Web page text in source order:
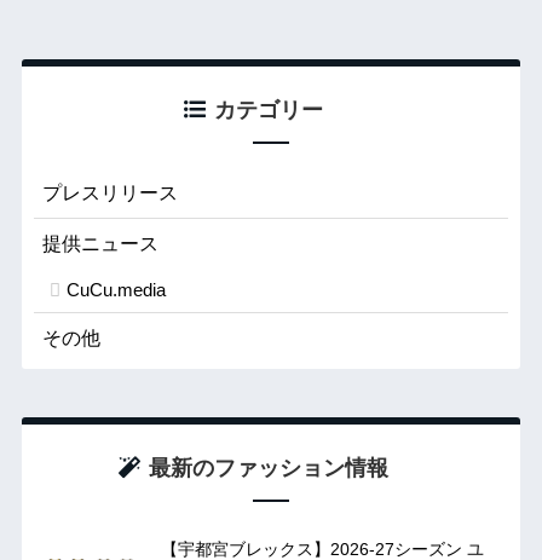
カテゴリー
プレスリリース
提供ニュース
CuCu.media
その他
最新のファッション情報
【宇都宮ブレックス】2026-27シーズン ユ